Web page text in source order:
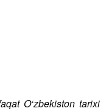
O‘zbekiston tarixi